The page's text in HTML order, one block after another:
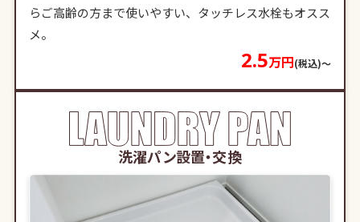
らご高齢の方まで使いやすい、タッチレス水栓もオスス
メ。
2.5万円(税込)〜
洗濯パン設置・交換